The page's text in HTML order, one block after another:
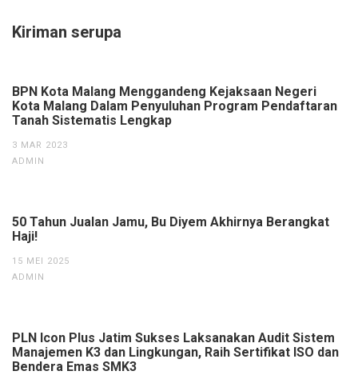
Kiriman serupa
BPN Kota Malang Menggandeng Kejaksaan Negeri
Kota Malang Dalam Penyuluhan Program Pendaftaran
Tanah Sistematis Lengkap
3 MAR 2023
ADMIN
50 Tahun Jualan Jamu, Bu Diyem Akhirnya Berangkat
Haji!
15 MEI 2025
ADMIN
PLN Icon Plus Jatim Sukses Laksanakan Audit Sistem
Manajemen K3 dan Lingkungan, Raih Sertifikat ISO dan
Bendera Emas SMK3